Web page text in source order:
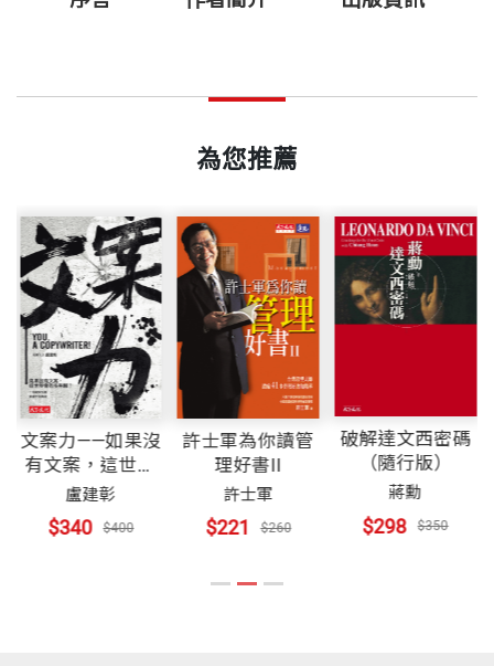
管理者釐清表面層次事件的複雜性，並發現如何採取
洪蘭（陽明大學教授）
這套書我非常喜歡，誰說讀書一定要正襟危坐才能讀
的進去，書本一定要寫的艱深難懂才是有學問呢？這
套書在滑稽幽默中點出大道理，它的效果比長篇大論
的說教還好，因為它生動、有趣，孩子不會排斥，在
不知不覺中把道理聽進去了。
在這套書中，我最喜歡「比狼學的快」這個故事。狼
會吃羊，這是天經地義，所以羊會接受這個事實，因
此一些沒有思想的羊就會任由命運安排，逆來順受，
認為在劫難逃，不求改變。但是假如你不服輸勇於挑
新傳播公司」（Iconoclast Communications）的會
擅長領域為組織學習與系統變革，集作家、講師和顧
問的身份於一身。 哈欽斯跟女兒艾默莉（Emory）、
妻子蘿比（Robbie）和兒子奧立佛（Oliver）現居田
納西士麥那（Smyrna）。
其網址為www.David.Hutchens.com
劉兆岩 譯者
出版日期 2004/05/20
出版社 天下文化
裝幀 平裝
14.8×21cm
為您推薦
文案力——如果沒
有文案，這世界
會有多無聊？
盧建彰
$340 $400
許士軍為你讀管
理好書II
許士軍
$221 $260
破解達文西密碼
（隨行版）
蔣勳
$298 $350